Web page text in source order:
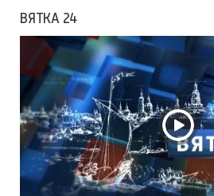
ВЯТКА 24